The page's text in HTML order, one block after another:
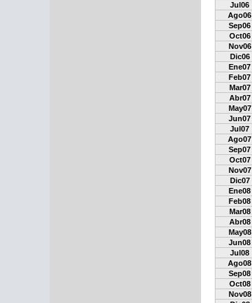
Jul06
Ago06
Sep06
Oct06
Nov06
Dic06
Ene07
Feb07
Mar07
Abr07
May07
Jun07
Jul07
Ago07
Sep07
Oct07
Nov07
Dic07
Ene08
Feb08
Mar08
Abr08
May08
Jun08
Jul08
Ago08
Sep08
Oct08
Nov08